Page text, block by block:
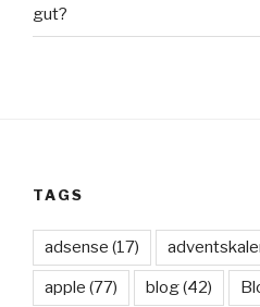
gut?
TAGS
adsense (17)
apple (77) blog(42)